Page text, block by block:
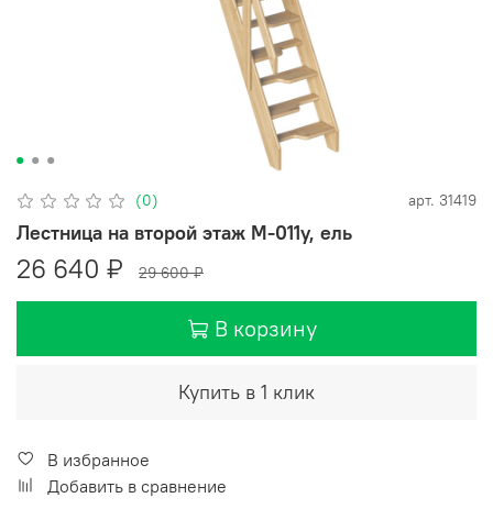
(0) арт. 31419
Лестница на второй этаж М-011у, ель
26 640 ₽ 29 600 ₽
В корзину
Купить в 1 клик
В избранное
Добавить в сравнение